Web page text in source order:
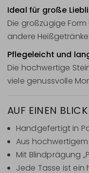
Ideal für große
Die großzügige
andere
Pflegeleicht und
Die hochwertige
viele genussvolle
AUF EINEN BLICK
Handgefertigt in
Aus
Mit Blindprägung
Jede Tasse ist